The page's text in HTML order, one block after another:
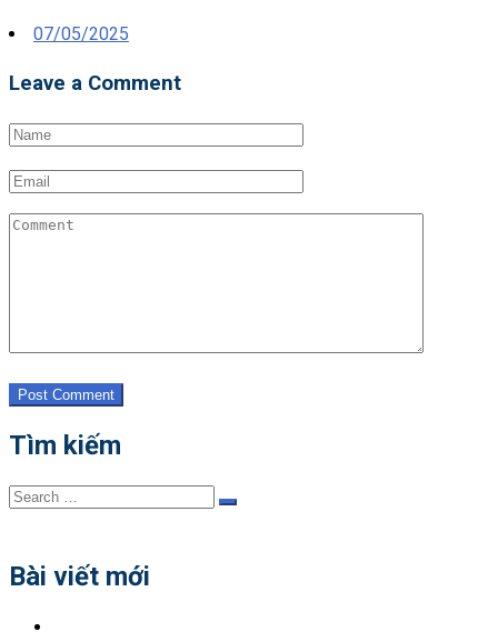
Posted
07/05/2025
Leave a Comment
Post Comment
Tìm kiếm
Search
Search
Bài viết mới